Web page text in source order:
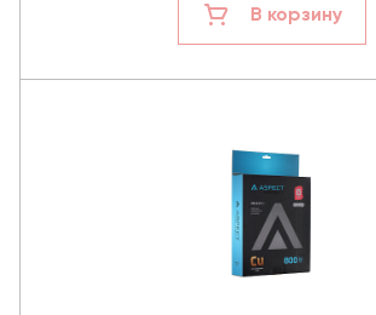
В корзину